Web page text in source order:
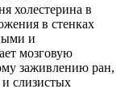
холестерина в
в стенках
и
мозговую
заживлению ран,
слизистых